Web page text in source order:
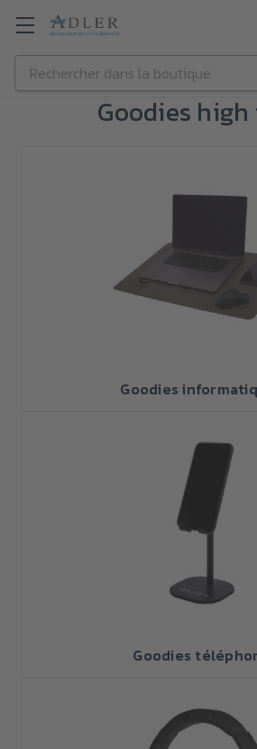
Passer au contenu principal
Rechercher
Goodies high
Goodies
Goodies